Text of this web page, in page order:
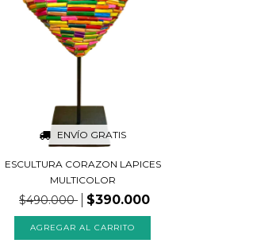
ENVÍO GRATIS
ESCULTURA CORAZON LAPICES
MULTICOLOR
$490.000 $390.000